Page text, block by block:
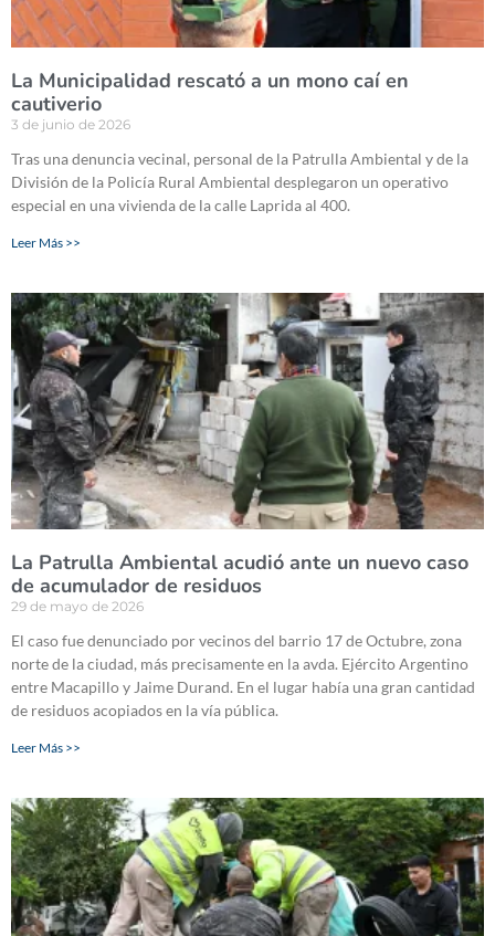
La Municipalidad rescató a un mono caí en
cautiverio
3 de junio de 2026
Tras una denuncia vecinal, personal de la Patrulla Ambiental y de la
División de la Policía Rural Ambiental desplegaron un operativo
especial en una vivienda de la calle Laprida al 400.
Leer Más >>
La Patrulla Ambiental acudió ante un nuevo caso
de acumulador de residuos
29 de mayo de 2026
El caso fue denunciado por vecinos del barrio 17 de Octubre, zona
norte de la ciudad, más precisamente en la avda. Ejército Argentino
entre Macapillo y Jaime Durand. En el lugar había una gran cantidad
de residuos acopiados en la vía pública.
Leer Más >>